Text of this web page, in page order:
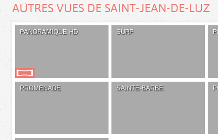
AUTRES VUES DE SAINT-JEAN-DE-LUZ
PANORAMIQUE HD SURF
PROMENADE SAINTE-BARBE